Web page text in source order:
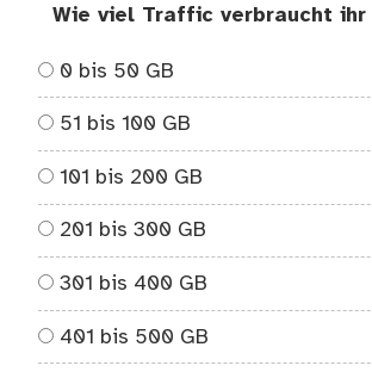
Wie viel Traffic verbraucht ihr
0 bis 50 GB
51 bis 100 GB
101 bis 200 GB
201 bis 300 GB
301 bis 400 GB
401 bis 500 GB